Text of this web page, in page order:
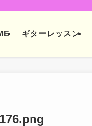
ギターレッスン